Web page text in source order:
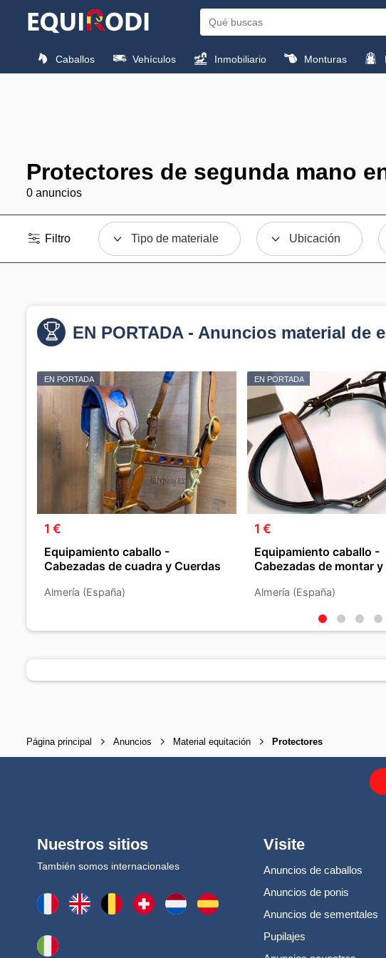
Caballos Vehículos Inmobiliario Monturas
Protectores de segunda mano
0 anuncios
Filtro Tipo de materiale Ubicación
EN PORTADA - Anuncios material de
EN PORTADA
1 €
Equipamiento caballo -
Cabezadas de cuadra y Cuerdas
Almería (España)
EN PORTADA
1 €
Equipamiento caballo -
Cabezadas de montar y
Almería (España)
Página principal Anuncios Material equitación Protectores
Nuestros sitios
También somos internacionales
Visite
Anuncios de caballos
Anuncios de ponis
Anuncios de sementales
Pupilajes